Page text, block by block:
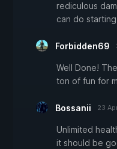
rediculous
can do
Forbidden69
Well Done!
ton of fun for
Bossanii 23
Unlimited
it should be